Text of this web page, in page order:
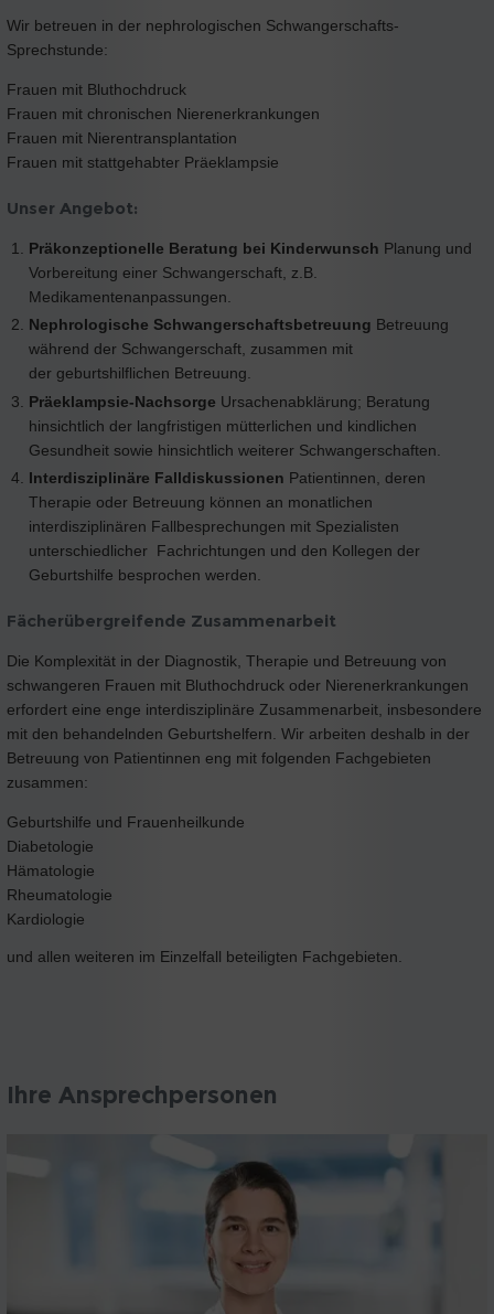
Wir betreuen in der nephrologischen Schwangerschafts-
Sprechstunde:
Frauen mit Bluthochdruck
Frauen mit chronischen Nierenerkrankungen
Frauen mit Nierentransplantation
Frauen mit stattgehabter Präeklampsie
Unser Angebot:
Präkonzeptionelle Beratung bei Kinderwunsch Planung und
Vorbereitung einer Schwangerschaft, z.B.
Medikamentenanpassungen.
Nephrologische Schwangerschaftsbetreuung Betreuung
während der Schwangerschaft, zusammen mit
der geburtshilflichen Betreuung.
Präeklampsie-Nachsorge Ursachenabklärung; Beratung
hinsichtlich der langfristigen mütterlichen und kindlichen
Gesundheit sowie hinsichtlich weiterer Schwangerschaften.
Interdisziplinäre Falldiskussionen Patientinnen, deren
Therapie oder Betreuung können an monatlichen
interdisziplinären Fallbesprechungen mit Spezialisten
unterschiedlicher Fachrichtungen und den Kollegen der
Geburtshilfe besprochen werden.
Fächerübergreifende Zusammenarbeit
Die Komplexität in der Diagnostik, Therapie und Betreuung von
schwangeren Frauen mit Bluthochdruck oder Nierenerkrankungen
erfordert eine enge interdisziplinäre Zusammenarbeit, insbesondere
mit den behandelnden Geburtshelfern. Wir arbeiten deshalb in der
Betreuung von Patientinnen eng mit folgenden Fachgebieten
zusammen:
Geburtshilfe und Frauenheilkunde
Diabetologie
Hämatologie
Rheumatologie
Kardiologie
und allen weiteren im Einzelfall beteiligten Fachgebieten.
Ihre Ansprechpersonen